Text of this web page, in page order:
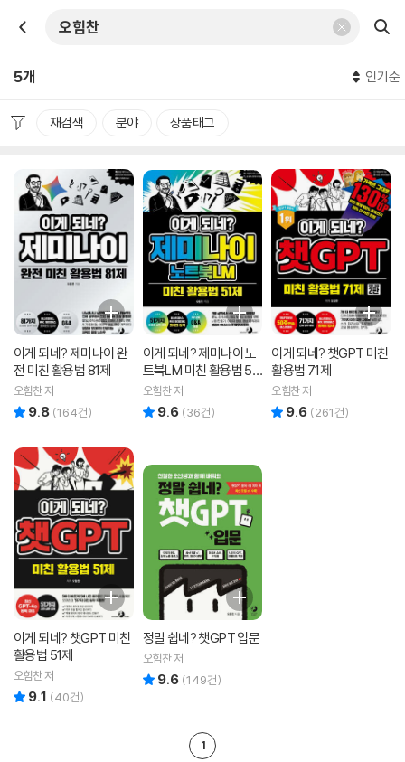
5개 인기순
재검색 분야 상품태그
이게 되네? 제미나이 완
전 미친 활용법 81제
오힘찬 저
9.8 (164건)
이게 되네? 제미나이 노
트북LM 미친 활용법 51
제
오힘찬 저
9.6 (36건)
이게 되네? 챗GPT 미친
활용법 71제
오힘찬 저
9.6 (261건)
이게 되네? 챗GPT 미친
활용법 51제
오힘찬 저
9.1 (40건)
정말 쉽네? 챗GPT 입문
오힘찬 저
9.6 (149건)
1